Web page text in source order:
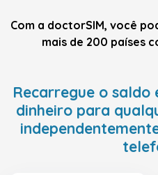
Com a doctorSIM, você
mais de 200 países
Recarregue o saldo
dinheiro para